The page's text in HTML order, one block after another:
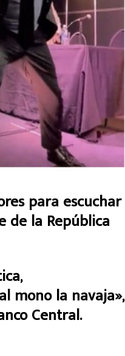
para escuchar
de la República
mono la navaja»,
Central.